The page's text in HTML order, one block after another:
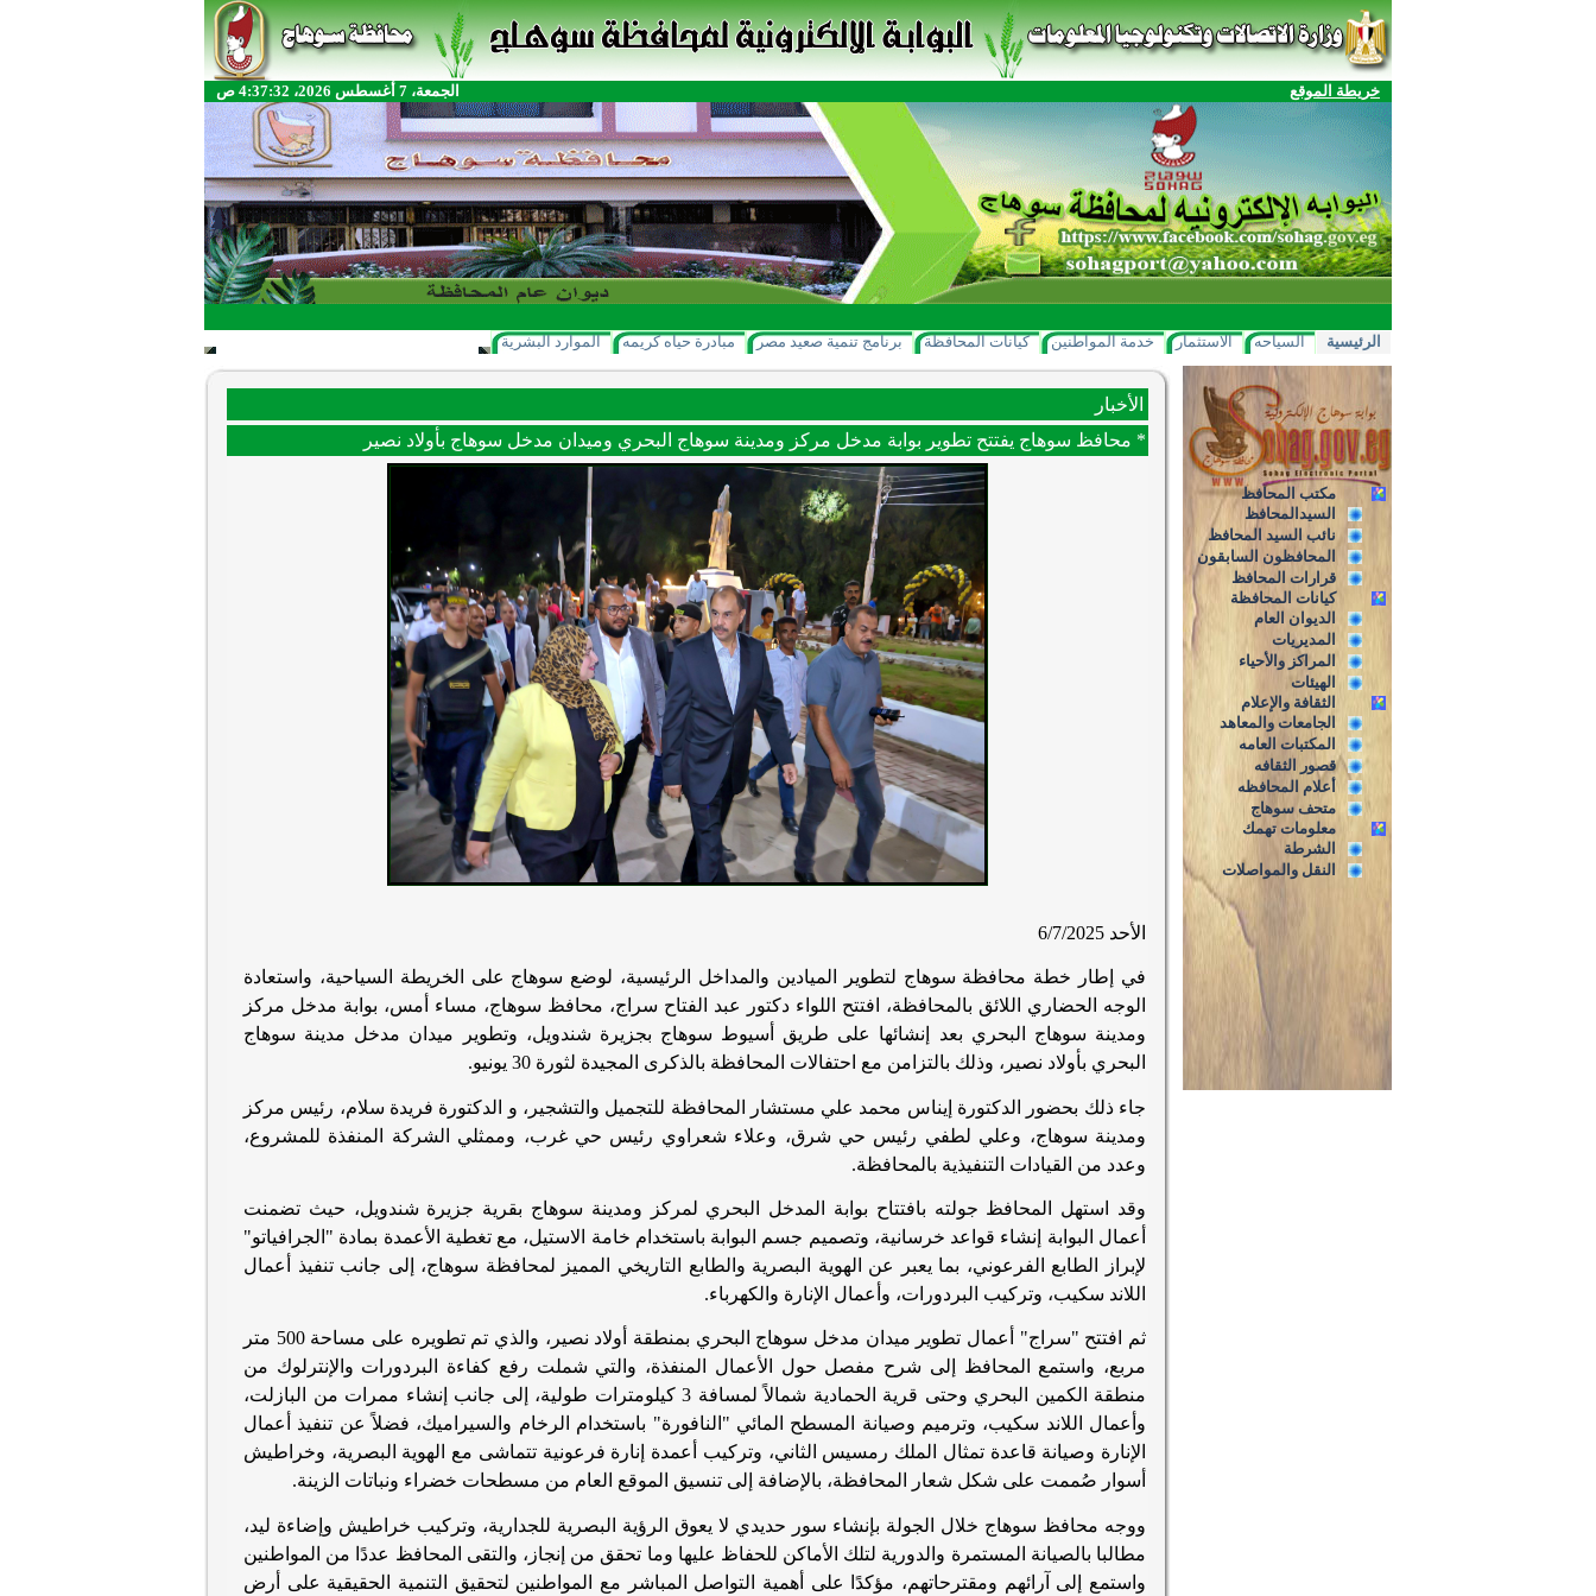
خريطة الموقع الجمعة، 7 أغسطس 2026، 4:37:32 ص
الرئيسية السياحه الاستثمار خدمة المواطنين كيانات المحافظة برنامج تنمية صعيد مصر مبادرة حياه كريمه الموارد البشرية
مكتب المحافظ
السيدالمحافظ
نائب السيد المحافظ
المحافظون السابقون
قرارات المحافظ
كيانات المحافظة
الديوان العام
المديريات
المراكز والأحياء
الهيئات
الثقافة والإعلام
الجامعات والمعاهد
المكتبات العامه
قصور الثقافه
أعلام المحافظه
متحف سوهاج
معلومات تهمك
الشرطة
النقل والمواصلات
الأخبار
* محافظ سوهاج يفتتح تطوير بوابة مدخل مركز ومدينة سوهاج البحري وميدان مدخل سوهاج بأولاد نصير
الأحد 6/7/2025
في إطار خطة محافظة سوهاج لتطوير الميادين والمداخل الرئيسية، لوضع سوهاج على الخريطة السياحية، واستعادة
الوجه الحضاري اللائق بالمحافظة، افتتح اللواء دكتور عبد الفتاح سراج، محافظ سوهاج، مساء أمس، بوابة مدخل مركز
ومدينة سوهاج البحري بعد إنشائها على طريق أسيوط سوهاج بجزيرة شندويل، وتطوير ميدان مدخل مدينة سوهاج
البحري بأولاد نصير، وذلك بالتزامن مع احتفالات المحافظة بالذكرى المجيدة لثورة 30 يونيو
.
جاء ذلك بحضور الدكتورة إيناس محمد علي مستشار المحافظة للتجميل والتشجير، و الدكتورة فريدة سلام، رئيس مركز
ومدينة سوهاج، وعلي لطفي رئيس حي شرق، وعلاء شعراوي رئيس حي غرب، وممثلي الشركة المنفذة للمشروع،
وعدد من القيادات التنفيذية بالمحافظة.
وقد استهل المحافظ جولته بافتتاح بوابة المدخل البحري لمركز ومدينة سوهاج بقرية جزيرة شندويل، حيث تضمنت
أعمال البوابة إنشاء قواعد خرسانية، وتصميم جسم البوابة باستخدام خامة الاستيل، مع تغطية الأعمدة بمادة "الجرافياتو"
لإبراز الطابع الفرعوني، بما يعبر عن الهوية البصرية والطابع التاريخي المميز لمحافظة سوهاج، إلى جانب تنفيذ أعمال
اللاند سكيب، وتركيب البردورات، وأعمال الإنارة والكهرباء.
ثم افتتح "سراج" أعمال تطوير ميدان مدخل سوهاج البحري بمنطقة أولاد نصير، والذي تم تطويره على مساحة 500 متر
مربع، واستمع المحافظ إلى شرح مفصل حول الأعمال المنفذة، والتي شملت رفع كفاءة البردورات والإنترلوك من
منطقة الكمين البحري وحتى قرية الحمادية شمالاً لمسافة 3 كيلومترات طولية، إلى جانب إنشاء ممرات من البازلت،
وأعمال اللاند سكيب، وترميم وصيانة المسطح المائي "النافورة" باستخدام الرخام والسيراميك، فضلاً عن تنفيذ أعمال
الإنارة وصيانة قاعدة تمثال الملك رمسيس الثاني، وتركيب أعمدة إنارة فرعونية تتماشى مع الهوية البصرية، وخراطيش
أسوار صُممت على شكل شعار المحافظة، بالإضافة إلى تنسيق الموقع العام من مسطحات خضراء ونباتات الزينة.
ووجه محافظ سوهاج خلال الجولة بإنشاء سور حديدي لا يعوق الرؤية البصرية للجدارية، وتركيب خراطيش وإضاءة ليد،
مطالبا بالصيانة المستمرة والدورية لتلك الأماكن للحفاظ عليها وما تحقق من إنجاز، والتقى المحافظ عددًا من المواطنين
واستمع إلى آرائهم ومقترحاتهم، مؤكدًا على أهمية التواصل المباشر مع المواطنين لتحقيق التنمية الحقيقية على أرض